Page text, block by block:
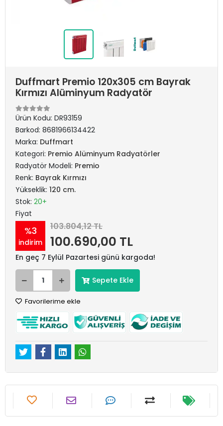
Duffmart Premio 120x305 cm Bayrak
Kırmızı Alüminyum Radyatör
Ürün Kodu: DR93159
Barkod: 8681966134422
Marka: Duffmart
Kategori: Premio Alüminyum Radyatörler
Radyatör Modeli: Premio
Renk: Bayrak Kırmızı
Yükseklik: 120 cm.
Stok: 20+
Fiyat
%3
indirim
103.804,12 TL
100.690,00 TL
En geç 7 Eylül Pazartesi günü kargoda!
Sepete Ekle
Favorilerime ekle